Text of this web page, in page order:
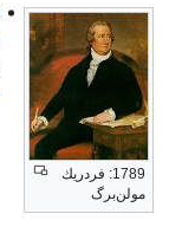
1789: فردريك
مولن‌برگ